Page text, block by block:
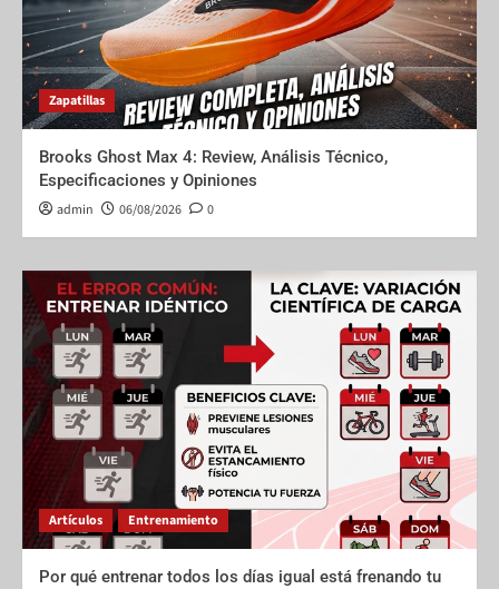
Zapatillas
Brooks Ghost Max 4: Review, Análisis Técnico,
Especificaciones y Opiniones
admin 06/08/2026 0
Artículos Entrenamiento
Por qué entrenar todos los días igual está frenando tu